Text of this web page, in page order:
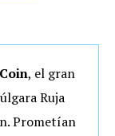
, el gran
Ruja
Prometían